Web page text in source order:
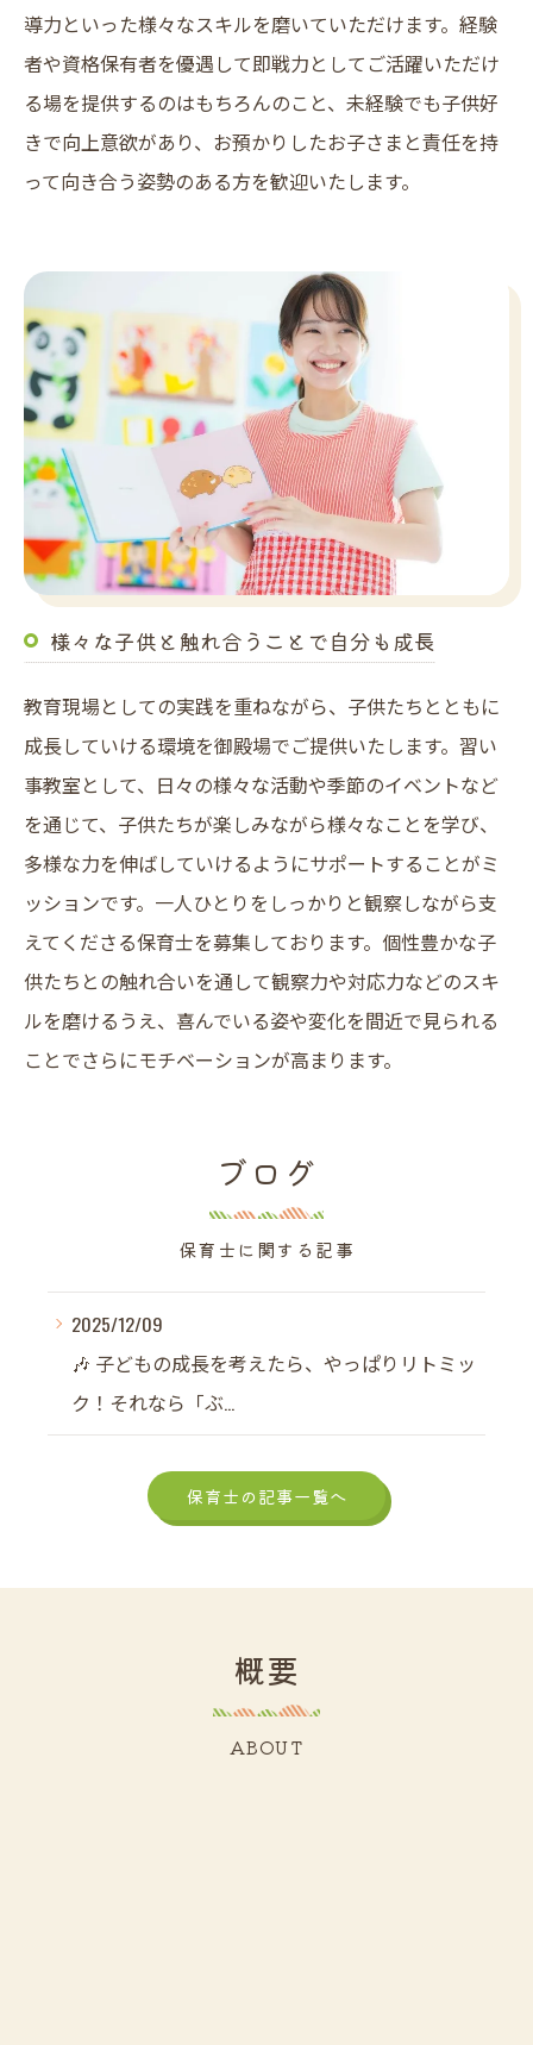
導力といった様々なスキルを磨いていただけます。経験
者や資格保有者を優遇して即戦力としてご活躍いただけ
る場を提供するのはもちろんのこと、未経験でも子供好
きで向上意欲があり、お預かりしたお子さまと責任を持
って向き合う姿勢のある方を歓迎いたします。
様々な子供と触れ合うことで自分も成長
教育現場としての実践を重ねながら、子供たちとともに
成長していける環境を御殿場でご提供いたします。習い
事教室として、日々の様々な活動や季節のイベントなど
を通じて、子供たちが楽しみながら様々なことを学び、
多様な力を伸ばしていけるようにサポートすることがミ
ッションです。一人ひとりをしっかりと観察しながら支
えてくださる保育士を募集しております。個性豊かな子
供たちとの触れ合いを通して観察力や対応力などのスキ
ルを磨けるうえ、喜んでいる姿や変化を間近で見られる
ことでさらにモチベーションが高まります。
ブログ
保育士に関する記事
2025/12/09
🎶 子どもの成長を考えたら、やっぱりリトミッ
ク！それなら「ぶ...
保育士の記事一覧へ
概要
ABOUT